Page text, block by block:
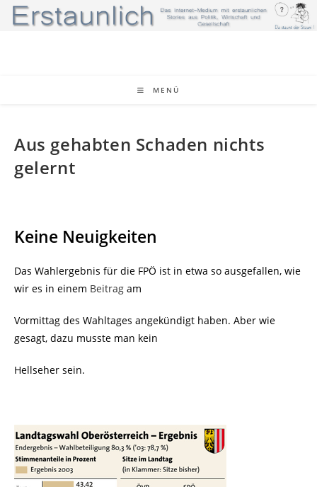
Zum
Inhalt
MENÜ
Aus gehabten Schaden nichts
gelernt
Keine Neuigkeiten
Das Wahlergebnis für die FPÖ ist in etwa so ausgefallen, wie
wir es in einem Beitrag am
Vormittag des Wahltages angekündigt haben. Aber wie
gesagt, dazu musste man kein
Hellseher sein.